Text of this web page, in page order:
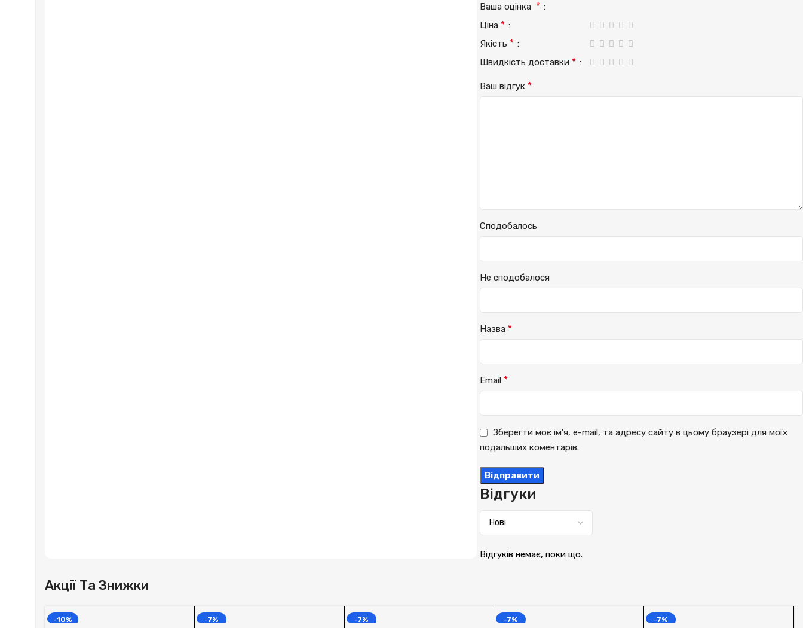
Відгуки
Відгуків немає, поки що.
Ваша оцінка *
Ціна *
Якість *
Швидкість доставки *
Ваш відгук *
Сподобалось
Не сподобалося
Назва *
Email *
Зберегти моє ім'я, e-mail, та адресу сайту в цьому браузері для моїх
подальших коментарів.
Акції Та Знижки
-10% -7% -7% -7% -7%